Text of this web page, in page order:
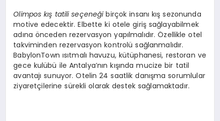
Olimpos kış tatili seçeneğibirçok insanı kış sezonunda
motive edecektir. Elbette ki otele giriş sağlayabilmek
adına önceden rezervasyon yapılmalıdır. Özellikle otel
takviminden rezervasyon kontrolü sağlanmalıdır.
BabylonTown ısıtmalı havuzu, kütüphanesi, restoran ve
gece kulübü ile Antalya’nın kışında mucize bir tatil
avantajı sunuyor. Otelin 24 saatlik danışma sorumlular
ziyaretçilerine sürekli olarak destek sağlamaktadır.